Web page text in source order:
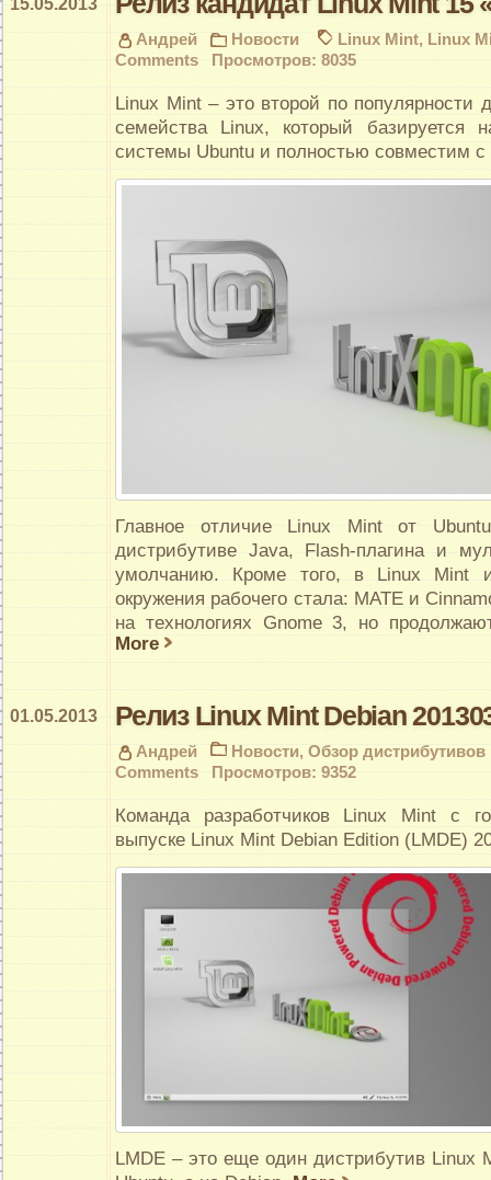
15.05.2013
Андрей
Новости Linux Mint, Linux
Comments
Просмотров: 8035
Linux Mint – это второй по популярности
семейства Linux, который базируется
системы Ubuntu и полностью совместим с
Главное отличие Linux Mint от
дистрибутиве Java, Flash-плагина и
умолчанию. Кроме того, в Linux Mint
окружения рабочего стала: MATE и
на технологиях Gnome 3, но
More
Релиз Linux Mint Debian
01.05.2013
Андрей
Новости, Обзор дистрибутивов
Comments
Просмотров: 9352
Команда разработчиков Linux Mint с
выпуске Linux Mint Debian Edition (LMDE)
LMDE – это еще один дистрибутив Linux